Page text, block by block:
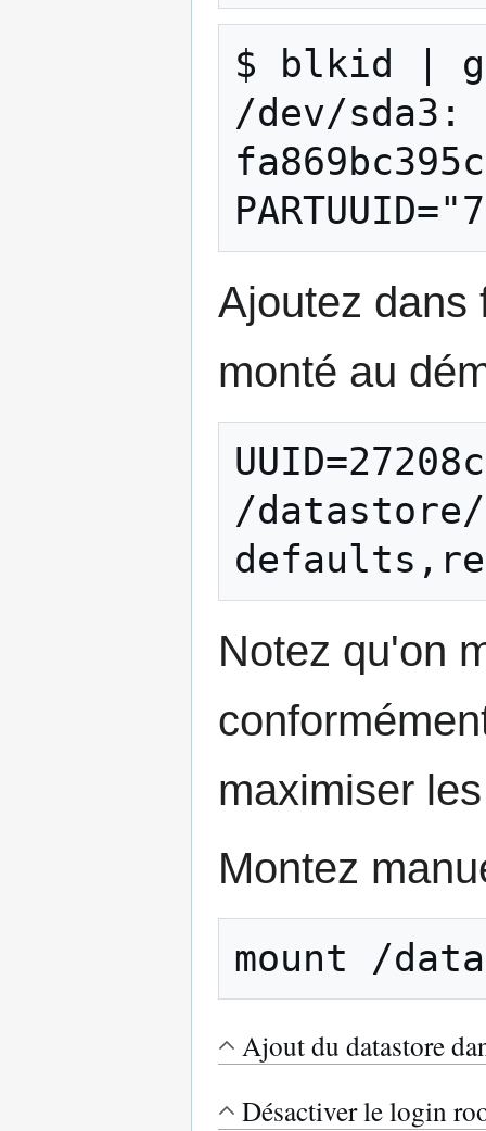
$ blkid |
/dev/sda3:
Ajoutez dans
monté au
/
Notez qu'on
maximiser
Montez
mount /
Ajout du datastore
Désactiver le login